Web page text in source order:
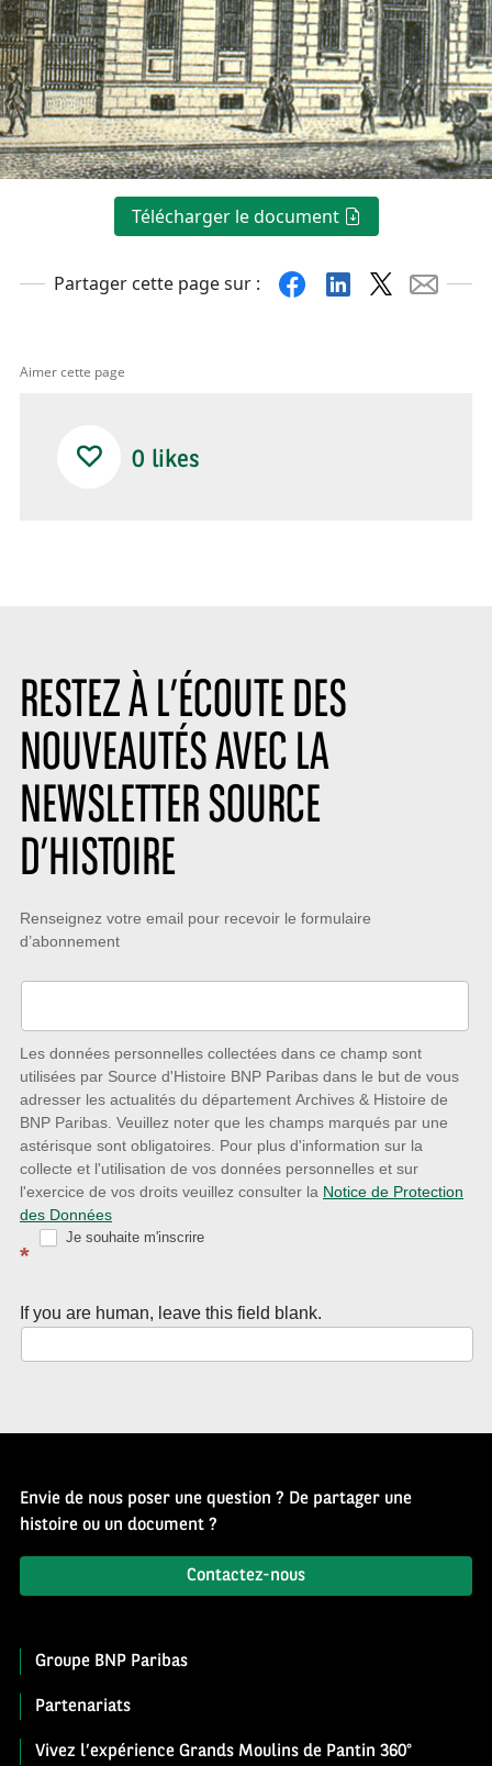
Télécharger le document
Partager cette page sur : FacebookLinkedin Mail
Aimer cette page
0 likes
RESTEZ À L’ÉCOUTE DES
NOUVEAUTÉS AVEC LA
NEWSLETTER SOURCE
D’HISTOIRE
Restez
à
l’écoute
nouveautés
avec
la
Newsletter
Source
d’Histoire
Renseignez votre email pour recevoir le formulaire
d’abonnement
Les données personnelles collectées dans ce champ sont
utilisées par Source d'Histoire BNP Paribas dans le but de vous
adresser les actualités du département Archives & Histoire de
BNP Paribas. Veuillez noter que les champs marqués par une
astérisque sont obligatoires. Pour plus d'information sur la
collecte et l'utilisation de vos données personnelles et sur
l'exercice de vos droits veuillez consulter la Notice de Protection
des Données
*
Je souhaite m'inscrire
If you are human, leave this field blank.
Envie de nous poser une question ? De partager une
histoire ou un document ?
Contactez-nous
Groupe BNP Paribas
Partenariats
Vivez l’expérience Grands Moulins de Pantin 360°